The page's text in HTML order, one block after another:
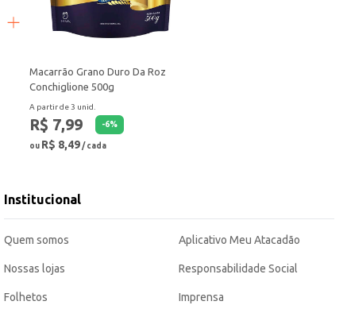
Macarrão Grano Duro Da Roz
Conchiglione 500g
A partir de 3 unid.
R$ 7,99 -6%
ou R$ 8,49/ cada
Institucional
Quem somos
Nossas lojas
Folhetos
Aplicativo Meu Atacadão
Responsabilidade Social
Imprensa